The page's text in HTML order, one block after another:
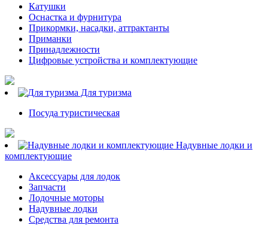
Катушки
Оснастка и фурнитура
Прикормки, насадки, аттрактанты
Приманки
Принадлежности
Цифровые устройства и комплектующие
Для туризма
Посуда туристическая
Надувные лодки и
комплектующие
Аксессуары для лодок
Запчасти
Лодочные моторы
Надувные лодки
Средства для ремонта